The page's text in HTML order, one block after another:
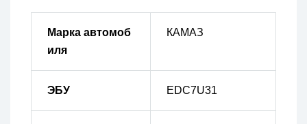
Марка автомоб
иля
КАМАЗ
ЭБУ EDC7U31